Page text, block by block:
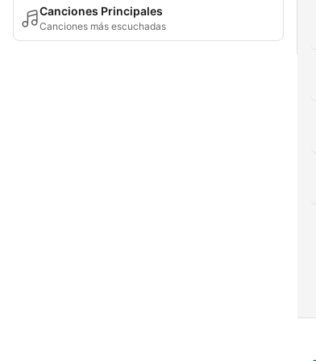
Canciones Principales
Canciones más escuchadas